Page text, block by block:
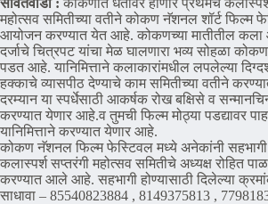
महोत्सव समितीच्या वतीने कोकण नॅशनल शॉर्ट फिल्म
आयोजन करण्यात येत आहे. कोकणच्या मातीतील कला
दर्जाचे चित्रपट यांचा मेळ घालणारा भव्य सोहळा
पडत आहे. यानिमित्ताने कलाकारांमधील लपलेल्या
हक्काचे व्यासपीठ देण्याचे काम समितीच्या वतीने
दरम्यान या स्पर्धेसाठी आकर्षक रोख बक्षिसे व
करण्यात येणार आहे.व तुमची फिल्म मोठ्या पडद्यावर
यानिमित्ताने करण्यात येणार आहे.
कोकण नॅशनल फिल्म फेस्टिवल मध्ये अनेकांनी सहभागी
कलास्पर्श सप्तरंगी महोत्सव समितीचे अध्यक्ष रोहित
करण्यात आले आहे. सहभागी होण्यासाठी दिलेल्या
साधावा – 85540823884 , 8149375813 ,